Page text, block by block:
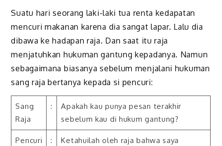
Suatu hari seorang laki-laki tua renta kedapatan
mencuri makanan karena dia sangat lapar. Lalu dia
dibawa ke hadapan raja. Dan saat itu raja
menjatuhkan hukuman gantung kepadanya. Namun
sebagaimana biasanya sebelum menjalani hukuman
sang raja bertanya kepada si pencuri:
Sang
Raja
:
Apakah kau punya pesan terakhir
sebelum kau di hukum gantung?
Pencuri :
Ketahuilah oleh raja bahwa saya